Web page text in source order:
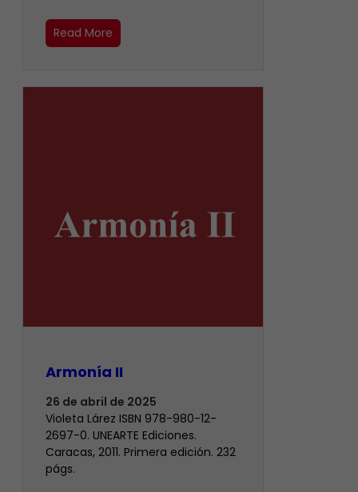
Read More
Armonía II
26 de abril de 2025
Violeta Lárez ISBN 978-980-12-
2697-0. UNEARTE Ediciones.
Caracas, 2011. Primera edición. 232
págs.